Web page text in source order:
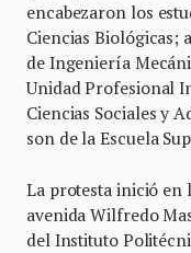
encabezaron los
Ciencias Biológicas;
de Ingeniería
Unidad Profesional
Ciencias Sociales y
son de la Escuela
La protesta inició en
avenida Wilfredo
del Instituto